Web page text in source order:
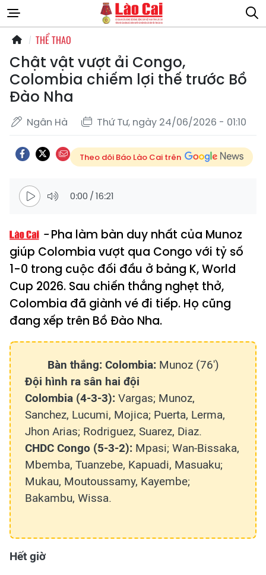
THỂ THAO
Chật vật vượt ải Congo,
Colombia chiếm lợi thế trước Bồ
Đào Nha
Ngân Hà Thứ Tư, ngày 24/06/2026 - 01:10
Theo dõi Báo Lào Cai trên
0:00 /16:21
Pha làm bàn duy nhất của Munoz
giúp Colombia vượt qua Congo với tỷ số
1-0 trong cuộc đối đầu ở bảng K, World
Cup 2026. Sau chiến thắng nghẹt thở,
Colombia đã giành vé đi tiếp. Họ cũng
đang xếp trên Bồ Đào Nha.
Bàn thắng: Colombia: Munoz (76')
Đội hình ra sân hai đội
Colombia (4-3-3): Vargas; Munoz,
Sanchez, Lucumi, Mojica; Puerta, Lerma,
Jhon Arias; Rodriguez, Suarez, Diaz.
CHDC Congo (5-3-2): Mpasi; Wan-Bissaka,
Mbemba, Tuanzebe, Kapuadi, Masuaku;
Mukau, Moutoussamy, Kayembe;
Bakambu, Wissa.
Hết giờ